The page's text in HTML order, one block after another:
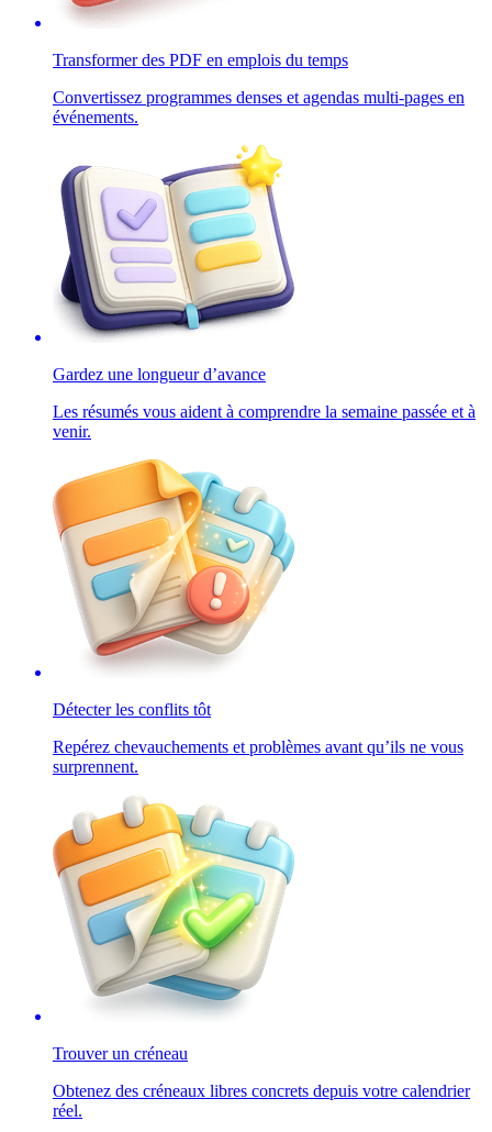
Transformer des PDF en emplois du temps
Convertissez programmes denses et agendas multi-pages en
événements.
Gardez une longueur d’avance
Les résumés vous aident à comprendre la semaine passée et à
venir.
Détecter les conflits tôt
Repérez chevauchements et problèmes avant qu’ils ne vous
surprennent.
Trouver un créneau
Obtenez des créneaux libres concrets depuis votre calendrier
réel.